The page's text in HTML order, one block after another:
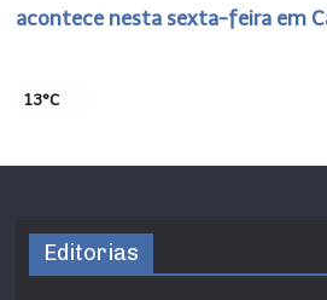
acontece nesta sexta-feira em
13°C
Editorias